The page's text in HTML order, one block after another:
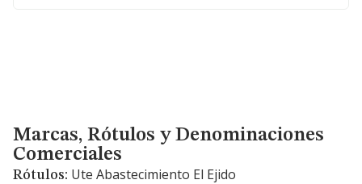
Marcas, Rótulos y Denominaciones Comerciales
Marcas, Rótulos y Denominaciones
Comerciales
Rótulos: Ute Abastecimiento El Ejido